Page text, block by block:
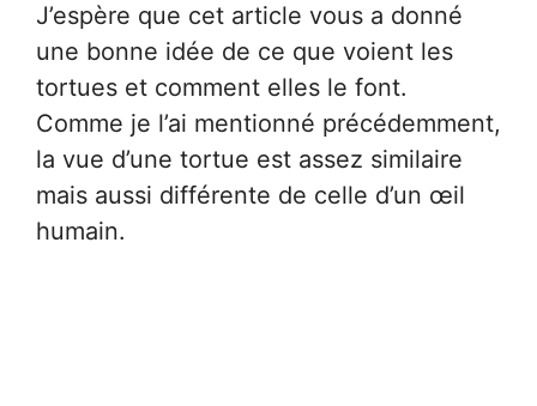
J’espère que cet article vous a donné
une bonne idée de ce que voient les
tortues et comment elles le font.
Comme je l’ai mentionné précédemment,
la vue d’une tortue est assez similaire
mais aussi différente de celle d’un œil
humain.